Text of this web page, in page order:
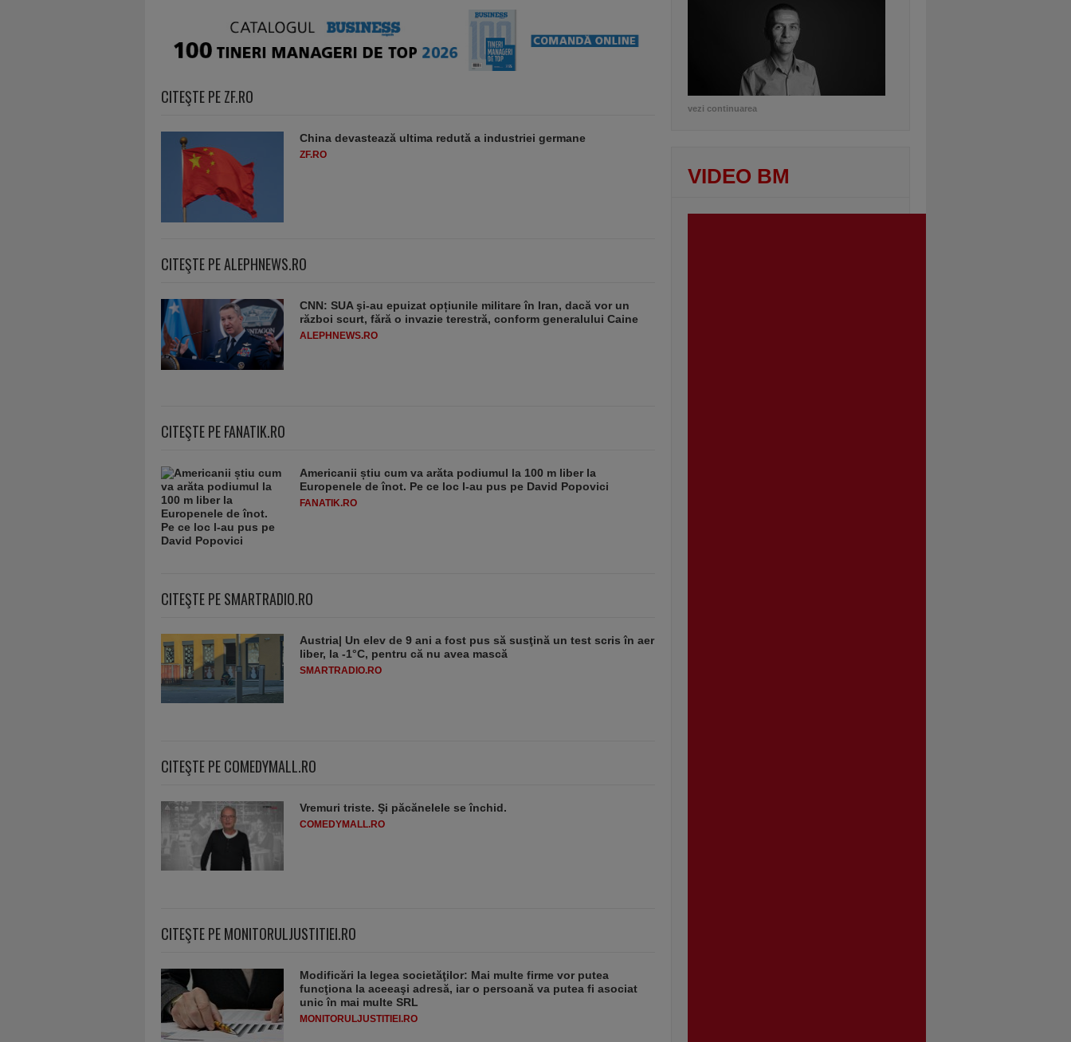
CITEŞTE PE ZF.RO
China devastează ultima redută a industriei germane
ZF.RO
CITEŞTE PE ALEPHNEWS.RO
CNN: SUA şi-au epuizat opțiunile militare în Iran, dacă vor un
război scurt, fără o invazie terestră, conform generalului Caine
ALEPHNEWS.RO
CITEŞTE PE FANATIK.RO
Americanii știu cum va arăta podiumul la 100 m liber la
Europenele de înot. Pe ce loc l-au pus pe David Popovici
FANATIK.RO
CITEŞTE PE SMARTRADIO.RO
Austria| Un elev de 9 ani a fost pus să susţină un test scris în aer
liber, la -1°C, pentru că nu avea mască
SMARTRADIO.RO
CITEŞTE PE COMEDYMALL.RO
Vremuri triste. Şi păcănelele se închid.
COMEDYMALL.RO
CITEŞTE PE MONITORULJUSTITIEI.RO
Modificări la legea societăţilor: Mai multe firme vor putea
funcţiona la aceeaşi adresă, iar o persoană va putea fi asociat
unic în mai multe SRL
MONITORULJUSTITIEI.RO
vezi continuarea
VIDEO BM